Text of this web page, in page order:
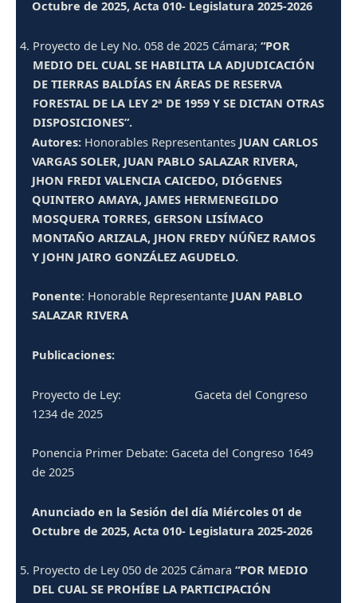
Octubre de 2025, Acta 010- Legislatura 2025-2026
Proyecto de Ley No. 058 de 2025 Cámara; “POR
MEDIO DEL CUAL SE HABILITA LA ADJUDICACIÓN
DE TIERRAS BALDÍAS EN ÁREAS DE RESERVA
FORESTAL DE LA LEY 2ª DE 1959 Y SE DICTAN OTRAS
DISPOSICIONES”.
Autores: Honorables Representantes JUAN CARLOS
VARGAS SOLER, JUAN PABLO SALAZAR RIVERA,
JHON FREDI VALENCIA CAICEDO, DIÓGENES
QUINTERO AMAYA, JAMES HERMENEGILDO
MOSQUERA TORRES, GERSON LISÍMACO
MONTAÑO ARIZALA, JHON FREDY NÚÑEZ RAMOS
Y JOHN JAIRO GONZÁLEZ AGUDELO.
Ponente: Honorable Representante JUAN PABLO
SALAZAR RIVERA
Publicaciones:
Proyecto de Ley: Gaceta del Congreso
1234 de 2025
Ponencia Primer Debate: Gaceta del Congreso 1649
de 2025
Anunciado en la Sesión del día Miércoles 01 de
Octubre de 2025, Acta 010- Legislatura 2025-2026
Proyecto de Ley 050 de 2025 Cámara “POR MEDIO
DEL CUAL SE PROHÍBE LA PARTICIPACIÓN